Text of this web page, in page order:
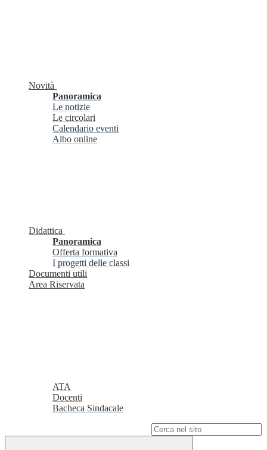
Novità
Panoramica
Le notizie
Le circolari
Calendario eventi
Albo online
Didattica
Panoramica
Offerta formativa
I progetti delle classi
Documenti utili
Area Riservata
ATA
Docenti
Bacheca Sindacale